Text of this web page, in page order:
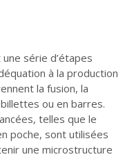
série d’étapes
à la production
la fusion, la
ou en barres.
telles que le
poche, sont utilisées
une microstructure